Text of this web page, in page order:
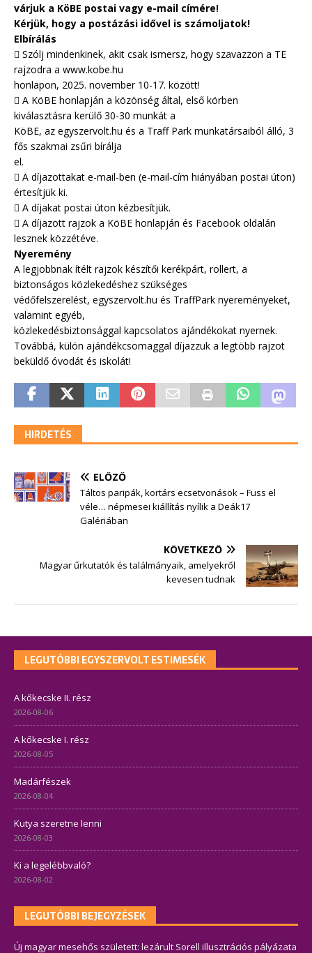
várjuk a KöBE postai vagy e-mail címére!
Kérjük, hogy a postázási idővel is számoljatok!
Elbírálás
 Szólj mindenkinek, akit csak ismersz, hogy szavazzon a TE
rajzodra a www.kobe.hu
honlapon, 2025. november 10-17. között!
 A KöBE honlapján a közönség által, első körben
kiválasztásra kerülő 30-30 munkát a
KöBE, az egyszervolt.hu és a Traff Park munkatársaiból álló, 3
fős szakmai zsűri bírálja
el.
 A díjazottakat e-mail-ben (e-mail-cím hiányában postai úton)
értesítjük ki.
 A díjakat postai úton kézbesítjük.
 A díjazott rajzok a KöBE honlapján és Facebook oldalán
lesznek közzétéve.
Nyeremény
A legjobbnak ítélt rajzok készítői kerékpárt, rollert, a
biztonságos közlekedéshez szükséges
védőfelszerelést, egyszervolt.hu és TraffPark nyereményeket,
valamint egyéb,
közlekedésbiztonsággal kapcsolatos ajándékokat nyernek.
Továbbá, külön ajándékcsomaggal díjazzuk a legtöbb rajzot
beküldő óvodát és iskolát!
HIRDETÉS
ELŐZŐ
Táltos paripák, kortárs ecsetvonások – Fuss el
véle… népmesei kiállítás nyílik a Deák17
Galériában
KÖVETKEZŐ
Magyar űrkutatók és találmányaik, amelyekről
kevesen tudnak
LEGUTÓBBI EGYSZERVOLT ESTIMESÉK
A kőkecske II. rész
2026-08-06
A kőkecske I. rész
2026-08-05
Madárfészek
2026-08-04
Kutya szeretne lenni
2026-08-03
Ki a legelébbvaló?
2026-08-02
LEGUTÓBBI BEJEGYZÉSEK
Új magyar mesehős született: lezárult Sorell illusztrációs pályázata